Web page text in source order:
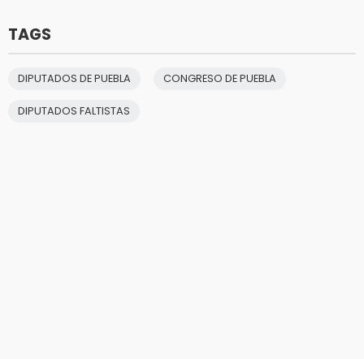
TAGS
DIPUTADOS DE PUEBLA CONGRESO DE PUEBLA
DIPUTADOS FALTISTAS